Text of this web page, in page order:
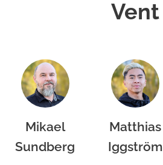
Vent
Mikael
Sundberg
Matthias
Iggström